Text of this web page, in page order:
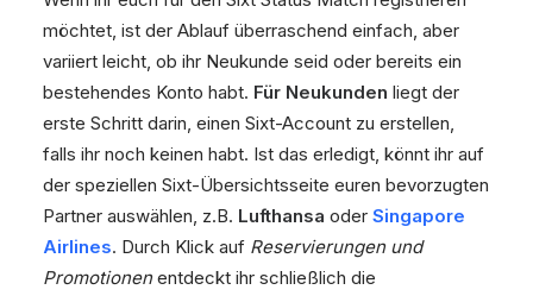
möchtet, ist der Ablauf überraschend einfach, aber
variiert leicht, ob ihr Neukunde seid oder bereits ein
bestehendes Konto habt. Für Neukunden liegt der
erste Schritt darin, einen Sixt-Account zu erstellen,
falls ihr noch keinen habt. Ist das erledigt, könnt ihr auf
der speziellen Sixt-Übersichtsseite euren bevorzugten
Partner auswählen, z.B. Lufthansa oder Singapore
Airlines. Durch Klick auf Reservierungen und
Promotionenentdeckt ihr schließlich die